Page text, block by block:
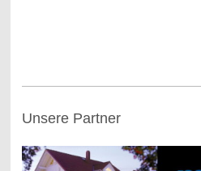
Unsere Partner